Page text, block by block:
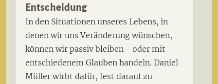
Entscheidung
In den Situationen unseres Lebens, in
denen wir uns Veränderung wünschen,
können wir passiv bleiben - oder mit
entschiedenem Glauben handeln. Daniel
Müller wirbt dafür, fest darauf zu